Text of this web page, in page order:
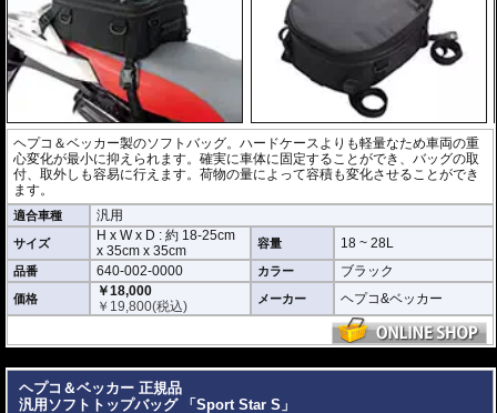
ヘプコ＆ベッカー製のソフトバッグ。ハードケースよりも軽量なため車両の重
心変化が最小に抑えられます。確実に車体に固定することができ、バッグの取
付、取外しも容易に行えます。荷物の量によって容積も変化させることができ
ます。
適合車種 汎用
サイズ H x W x D : 約 18-25cm
x35cm x35cm 容量 18 ~ 28L
品番 640-002-0000 カラー ブラック
価格
￥18,000
￥ 19,800(税込) メーカー ヘプコ&ベッカー
ヘプコ＆ベッカー 正規品
汎用ソフトトップバッグ 「Sport Star S」